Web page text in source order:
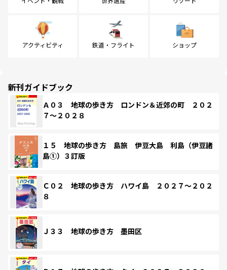
アクティビティ 鉄道・フライト ショップ
新刊ガイドブック
Ａ０３ 地球の歩き方 ロンドン＆近郊の町 ２０２
７～２０２８
１５ 地球の歩き方 島旅 伊豆大島 利島（伊豆諸
島①）３訂版
Ｃ０２ 地球の歩き方 ハワイ島 ２０２７～２０２
８
Ｊ３３ 地球の歩き方 墨田区